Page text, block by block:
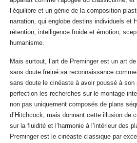
l’équilibre et un génie de la composition
narration, qui englobe destins individuels et
rétention, intelligence froide et émotion,
humanisme.
Mais surtout, l’art de Preminger est un art
sans doute freiné sa reconnaissance
sans doute le cinéaste à avoir poussé à son
perfection les recherches sur le montage
non pas uniquement composés de plans
d’Hitchcock, mais donnant cette illusion de
sur la fluidité et l’harmonie à l’intérieur des
Preminger est le cinéaste classique par